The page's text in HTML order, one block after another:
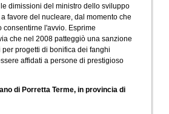
dimissioni del ministro dello sviluppo
favore del nucleare, dal momento che
l'avvio. Esprime
che nel 2008 patteggiò una sanzione
progetti di bonifica dei fanghi
affidati a persone di prestigioso
di Porretta Terme, in provincia di